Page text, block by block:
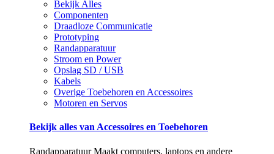
Bekijk Alles
Componenten
Draadloze Communicatie
Prototyping
Randapparatuur
Stroom en Power
Opslag SD / USB
Kabels
Overige Toebehoren en Accessoires
Motoren en Servos
Bekijk alles van Accessoires en Toebehoren
Randapparatuur Maakt computers, laptops en andere